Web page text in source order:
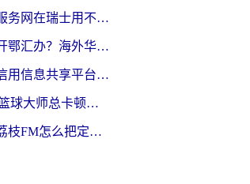
人民法院诉讼服务网在瑞士用不了怎么办？海外华人必备的回国加速指南
老挝怎么打不开鄂汇办？海外华人必看的回国加速全攻略（附欧洲杯小说流畅技巧）
在泰国用全国信用信息共享平台怎么把定位修改到中国国内？海外党解决国内服务访问难题的实用指南
在国外玩NBA篮球大师总卡顿？这篇解决你所有海外看国内内容的烦恼
在澳大利亚用荔枝FM怎么把定位修改到中国国内？海外华人必看的内容访问指南